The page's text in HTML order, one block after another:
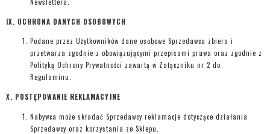
IX. OCHRONA DANYCH OSOBOWYCH
Podane przez Użytkowników dane osobowe Sprzedawca zbiera i
przetwarza zgodnie z obowiązującymi przepisami prawa oraz zgodnie z
Polityką Ochrony Prywatności zawartą w Załączniku nr 2 do
Regulaminu.
X. POSTĘPOWANIE REKLAMACYJNE
Nabywca może składać Sprzedawcy reklamacje dotyczące działania
Sprzedawcy oraz korzystania ze Sklepu.